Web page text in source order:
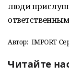
люди
Автор: IMPORT
Читайте